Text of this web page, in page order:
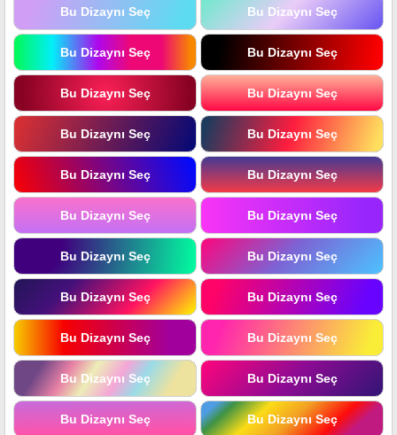
Bu Dizaynı Seç Bu Dizaynı Seç
Bu Dizaynı Seç Bu Dizaynı Seç
Bu Dizaynı Seç Bu Dizaynı Seç
Bu Dizaynı Seç Bu Dizaynı Seç
Bu Dizaynı Seç Bu Dizaynı Seç
Bu Dizaynı Seç Bu Dizaynı Seç
Bu Dizaynı Seç Bu Dizaynı Seç
Bu Dizaynı Seç Bu Dizaynı Seç
Bu Dizaynı Seç Bu Dizaynı Seç
Bu Dizaynı Seç Bu Dizaynı Seç
Bu Dizaynı Seç Bu Dizaynı Seç